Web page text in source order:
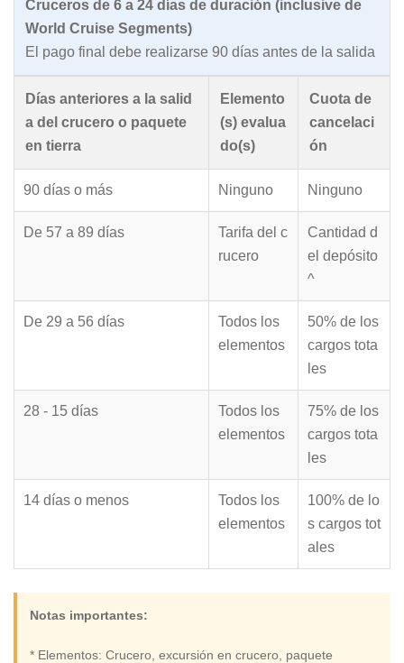
Cruceros de 6 a 24 días de duración (inclusive de
World Cruise Segments)
El pago final debe realizarse 90 días antes de la salida
Días anteriores a la salid
a del crucero o paquete
en tierra
Elemento
(s) evalua
do(s)
Cuota de
cancelaci
ón
90 días o más Ninguno Ninguno
De 57 a 89 días
Tarifa del c
rucero
Cantidad d
el depósito
^
De 29 a 56 días
Todos los
elementos
50% de los
cargos tota
les
28 - 15 días
Todos los
elementos
75% de los
cargos tota
les
14 días o menos
Todos los
elementos
100% de lo
s cargos tot
ales
Notas importantes:
* Elementos: Crucero, excursión en crucero, paquete